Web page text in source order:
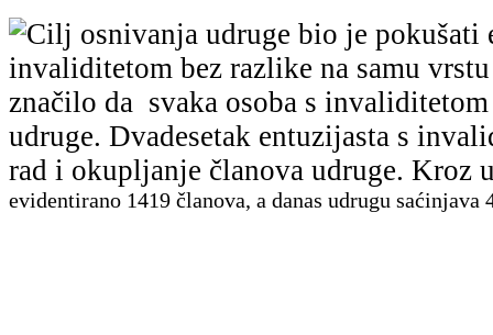
Cilj osnivanja udruge bio je pokušati
invaliditetom bez razlike na samu
značilo da svaka osoba s
udruge. Dvadesetak entuzijasta s
rad i okupljanje članova udruge. Kroz
evidentirano 1419 članova, a danas udrugu saćinjava